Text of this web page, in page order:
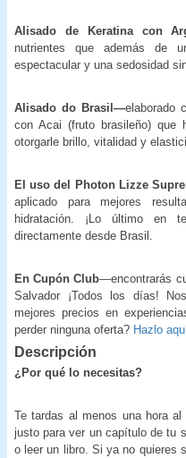
Alisado de Keratina con
nutrientes que además de
espectacular y una sedosidad
Alisado do Brasil—elaborado
con Acai (fruto brasileño) que
otorgarle brillo, vitalidad y
El uso del Photon Lizze
aplicado para mejores
hidratación. ¡Lo último en
directamente desde Brasil.
En Cupón Club—encontrarás
Salvador ¡Todos los días!
mejores precios en
perder ninguna oferta? Hazlo
Descripción
¿Por qué lo necesitas?
Te tardas al menos una hora
justo para ver un capítulo de tu
o leer un libro. Si ya no quieres